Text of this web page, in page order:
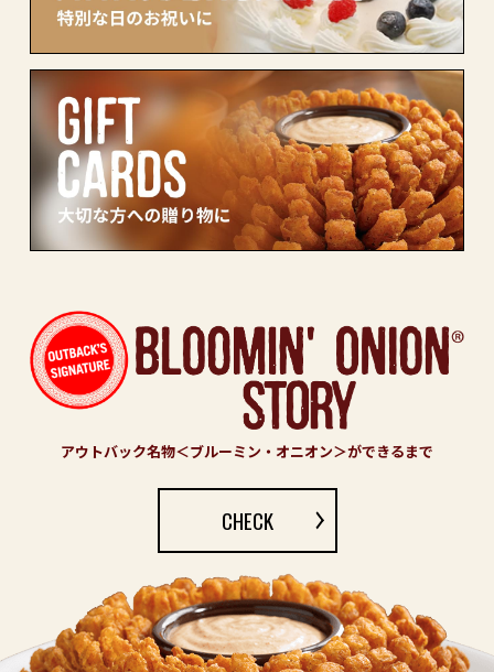
アウトバック名物＜ブルーミン・オニオン＞ができるまで
CHECK